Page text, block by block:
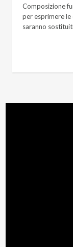
Composizione
per esprimere le
saranno